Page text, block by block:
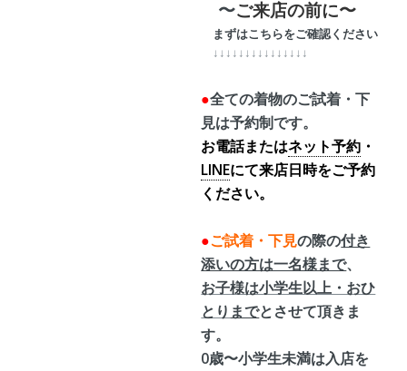
〜ご来店の前に〜
まずはこちらをご確認ください
↓↓↓↓↓↓↓↓↓↓↓↓↓↓↓
●全ての着物のご試着・下
見は予約制です。
お電話またはネット予約 ・
LINEにて来店日時をご予約
ください。
●ご試着・下見の際の付き
添いの方は一名様まで、
お子様は小学生以上・おひ
とり までとさせて頂きま
す。
0歳〜小学生未満は入店を